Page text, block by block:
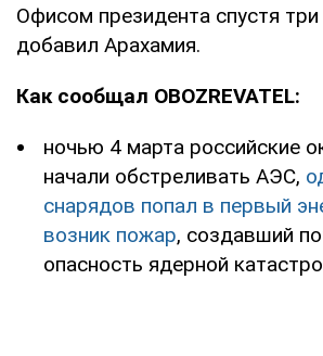
Офисом президента спустя три
добавил Арахамия.
Как сообщал OBOZREVATEL:
ночью 4 марта российские
начали обстреливать АЭС,
снарядов попал в первый
возник пожар, создавший
опасность ядерной